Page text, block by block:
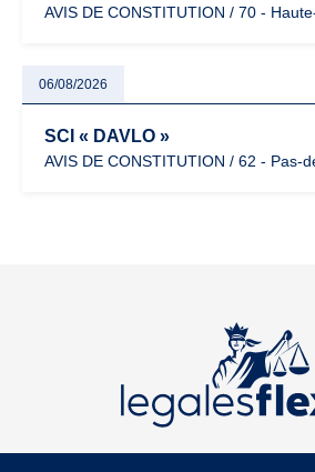
AVIS DE CONSTITUTION / 70 -
06/08/2026
SCI « DAVLO »
AVIS DE CONSTITUTION / 62 - Pas-